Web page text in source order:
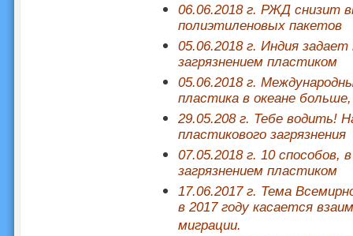
06.06.2018 г. РЖД снизит
полиэтиленовых пакетов
05.06.2018 г. Индия
загрязнением пластиком
05.06.2018 г.
пластика в океане
29.05.208 г. Тебе водить!
пластикового загрязнения
07.05.2018 г. 10
загрязнением пластиком
17.06.2017 г. Тема
в 2017 году касается
миграции.